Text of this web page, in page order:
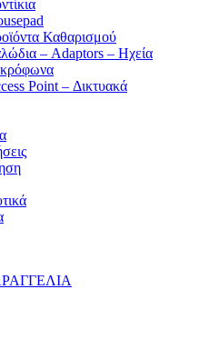
Καθαρισμού
– Adaptors – Ηχεία
Point – Δικτυακά